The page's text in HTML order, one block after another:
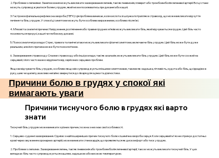
2. Проблеми з легенями: Занепокоєння можуть викликати захворювання легенів, такі як пневмонія, плеврит або тромбоемболія легеневої артерії. Всі ці стани
можуть супроводжуватися болем у грудях, який може посилюватись при диханні або кашлі.
3. Гастроезофагеальна рефлюксна хвороба (ГЕРХ): Ця проблема виникає, коли кислота зі шлунка потрапляє в стравохід, що може викликати відчуття
печіння та біль у грудях. У спокої ці симптоми можуть бути особливо вираженими, особливо після їжі.
4. М’язові та скелетні причини: Напруження, розтягнення або травми грудних м’язів можуть викликати біль, який відчувається в грудях. Цей біль часто
посилюється при русі, кашлі чи глибокому диханні.
5. Психосоматичні розлади: Стрес, тривога та панічні атаки можуть викликати фізичні симптоми, включаючи біль у грудях. Цей біль може бути дуже
реальним, але його причина може бути психологічною.
6. Захворювання стравоходу: Спазми стравоходу або інші розлади, такі як ахалазія, можуть викликати біль у грудях. Цей біль може бути схожий на
серцевий, і його часто важко відрізнити від серйозних серцевих проблем.
Якщо ви відчуваєте біль у грудях, особливо якщо він супроводжується іншими симптомами, такими як задишка, пітливість, нудота або біль, що іррадіює в
руку, шию чи щелепу, важливо негайно звернутися до лікаря для оцінки та діагностики.
Причини болю в грудях у спокої які
вимагають уваги
Причини тиснучого болю в грудях які варто
знати
Тиснучий біль у грудях може виникати з різних причин, і кожна з них має свої особливості.
1. Серцево-судинні захворювання. Однією з найпоширеніших причин тиснучого болю є ішемічна хвороба серця. Коли серцевий м'яз не отримує достатньо
крові через звуження коронарних артерій, може виникати стенокардія, що проявляється як дискомфорт або тиск у грудях.
2. Проблеми з легкими. Захворювання легень, такі як пневмонія або тромбоемболія легеневої артерії, також можуть викликати тиснучий біль. У цих
випадках біль часто супроводжується кашлем, задишкою або високою температурою.